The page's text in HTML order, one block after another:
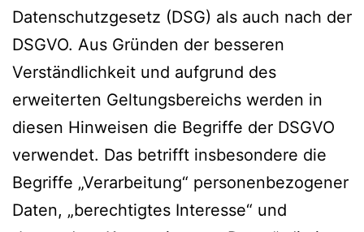
Datenschutzgesetz (DSG) als auch nach der
DSGVO. Aus Gründen der besseren
Verständlichkeit und aufgrund des
erweiterten Geltungsbereichs werden in
diesen Hinweisen die Begriffe der DSGVO
verwendet. Das betrifft insbesondere die
Begriffe „Verarbeitung“ personenbezogener
Daten, „berechtigtes Interesse“ und